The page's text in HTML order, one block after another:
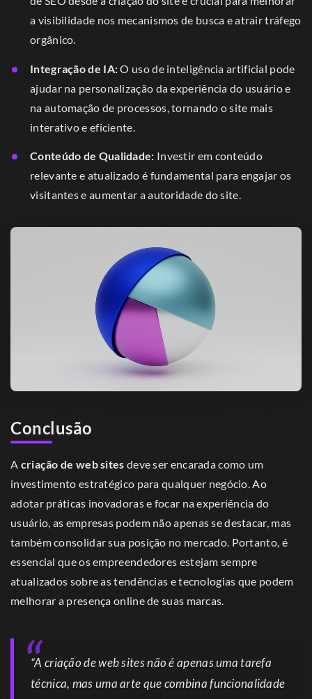
a visibilidade nos mecanismos de busca e atrair tráfego
orgânico.
Integração de IA:O uso de inteligência artificial pode
ajudar na personalização da experiência do usuário e
na automação de processos, tornando o site mais
interativo e eficiente.
Conteúdo de Qualidade: Investir em conteúdo
relevante e atualizado é fundamental para engajar os
visitantes e aumentar a autoridade do site.
Conclusão
A criação de web sites deve ser encarada como um
investimento estratégico para qualquer negócio. Ao
adotar práticas inovadoras e focar na experiência do
usuário, as empresas podem não apenas se destacar, mas
também consolidar sua posição no mercado. Portanto, é
essencial que os empreendedores estejam sempre
atualizados sobre as tendências e tecnologias que podem
melhorar a presença online de suas marcas.
“A criação de web sites não é apenas uma tarefa
técnica, mas uma arte que combina funcionalidade